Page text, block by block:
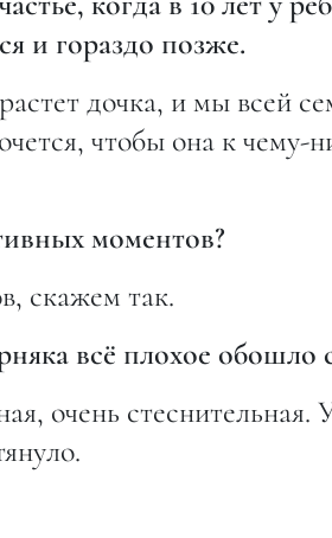
и гораздо позже.
дочка, и мы всей
чтобы она к чему-
моментов?
скажем так.
всё плохое обошло
очень